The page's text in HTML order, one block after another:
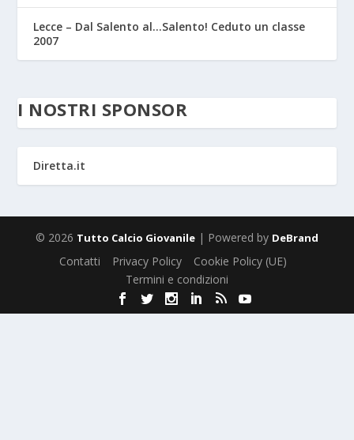
Lecce – Dal Salento al…Salento! Ceduto un classe
2007
I NOSTRI SPONSOR
Diretta.it
© 2026 Tutto Calcio Giovanile | Powered by DeBrand
Contatti Privacy Policy
Cookie Policy (UE)
Termini e condizioni